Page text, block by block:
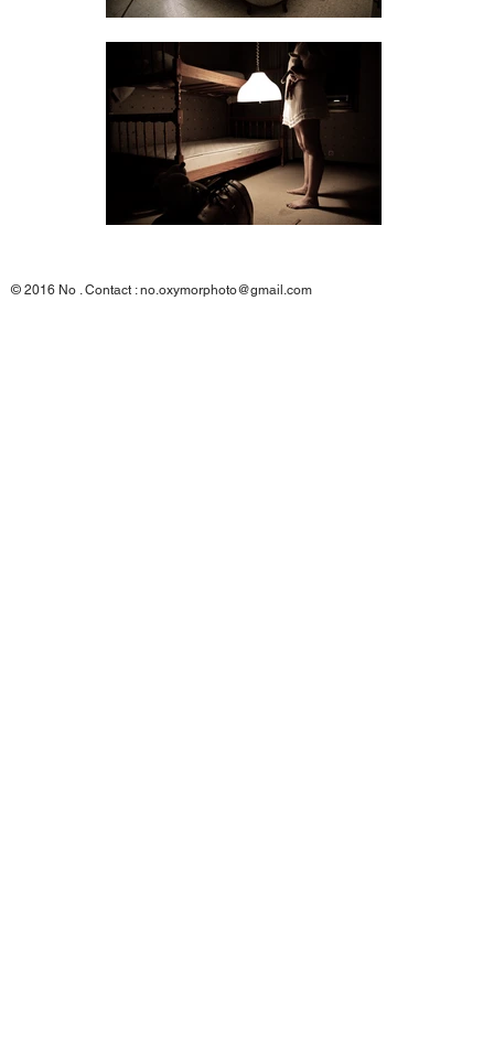
© 2016 No . Contact :no.oxymorphoto@gmail.com